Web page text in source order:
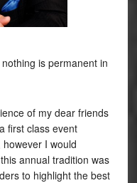
is permanent in
of my dear friends
first class event
I would
annual tradition was
to highlight the best